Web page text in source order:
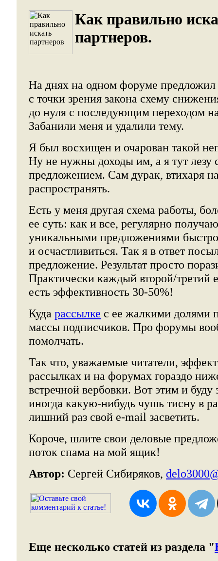
Как правильно
партнеров.
На днях на одном форуме
с точки зрения закона схему
до нуля с последующим переходом
Забанили меня и удалили тему.
Я был восхищен и очарован такой
Ну не нужны доходы им, а я тут лезу
предложением. Сам дурак, втихаря
распространять.
Есть у меня другая схема работы,
ее суть: как и все, регулярно
уникальными предложениями быстро
и осчастливиться. Так я в ответ
предложение. Результат просто
Практически каждый второй/третий
есть эффективность 30-50%!
Куда рассылке с ее жалкими долями
массы подписчиков. Про форумы
помолчать.
Так что, уважаемые читатели,
рассылках и на форумах гораздо
встречной вербовки. Вот этим и
иногда какую-нибудь чушь тисну в
лишний раз свой e-mail засветить.
Короче, шлите свои деловые
поток спама на мой ящик!
Автор: Сергей Сибиряков,
Еще несколько статей из раздела "